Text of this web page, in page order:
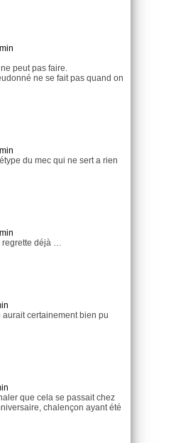
ne peut pas faire.
ne se fait pas quand on
du mec qui ne sert a rien
regrette déjà …
certainement bien pu
que cela se passait chez
chalençon ayant été